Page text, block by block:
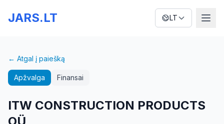
JARS.LT LT
← Atgal į paiešką
Apžvalga Finansai
ITW CONSTRUCTION PRODUCTS